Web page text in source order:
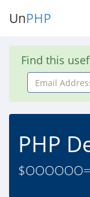
UnPHP
Find this
Email
Address
PHP